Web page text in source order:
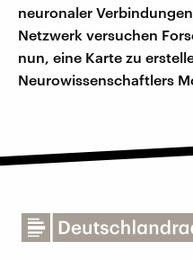
neuronaler
Netzwerk versuchen
nun, eine Karte zu
Neurowissenschaftlers